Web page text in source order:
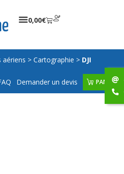
0,00€
aériens > Cartographie > DJI
Demander un devis PANIER